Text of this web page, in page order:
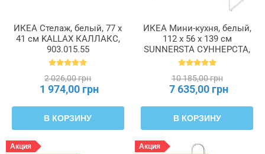
ИКЕА Стелаж, белый, 77 х
41 см KALLAX КАЛЛАКС,
903.015.55
2 026,00 грн
1 974,00 грн
В КОРЗИНУ
ИКЕА Мини-кухня, белый,
112 x 56 x 139 см
SUNNERSTA СУННЕРСТА,
903.020.79
10 185,00 грн
7 635,00 грн
В КОРЗИНУ
Акция
Акция